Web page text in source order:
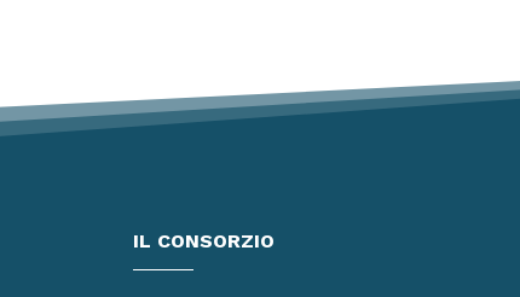
IL CONSORZIO